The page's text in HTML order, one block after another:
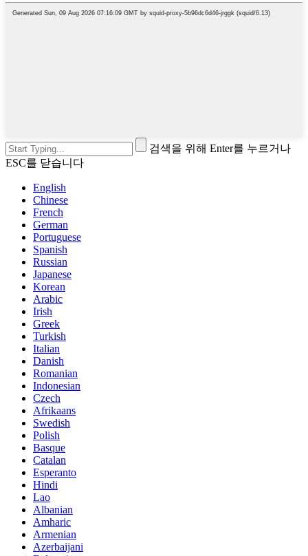
검색을 위해 Enter를 누르거나
ESC를 닫습니다
English
Chinese
French
German
Portuguese
Spanish
Russian
Japanese
Korean
Arabic
Irish
Greek
Turkish
Italian
Danish
Romanian
Indonesian
Czech
Afrikaans
Swedish
Polish
Basque
Catalan
Esperanto
Hindi
Lao
Albanian
Amharic
Armenian
Azerbaijani